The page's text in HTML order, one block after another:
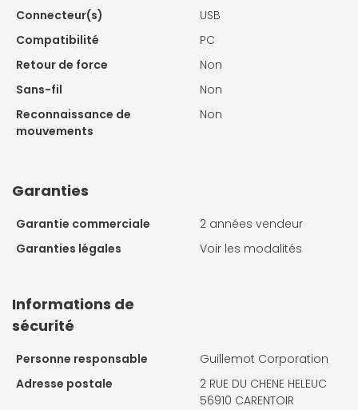
Connecteur(s)
USB
Compatibilité
PC
Retour de force
Non
Sans-fil
Non
Reconnaissance de
mouvements
Non
Garanties
Garantie commerciale
2 années vendeur
Garanties légales
Voir les modalités
Informations de
sécurité
Personne responsable
Guillemot Corporation
Adresse postale
2 RUE DU CHENE HELEUC
56910 CARENTOIR